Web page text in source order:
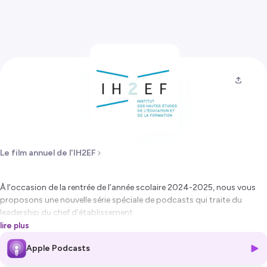
Le film annuel de l'IH2EF
À l’occasion de la rentrée de l’année scolaire 2024-2025, nous vous
proposons une nouvelle série spéciale de podcasts qui traite du
leadership du chef d’établissement.
Quatre invités nous accompagnent tout au long de cinq épisodes qui
permettent de mieux situer ce concept dans notre paysage
institutionnel et votre quotidien professionnel pour une meilleure
lire plus
Apple Podcasts